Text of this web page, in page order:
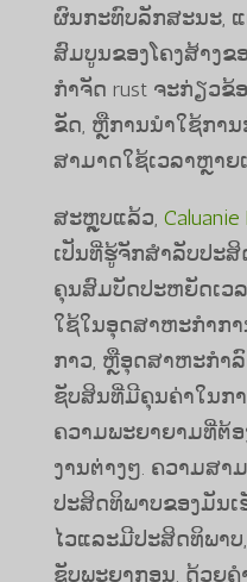
ຜົນກະທົບລັກສະນະ, ແ
ສົມບູນຂອງໂຄງສ້າງຂ
ກໍາຈັດ rust ຈະກ່ຽວຂ້
ຂັດ, ຫຼືການນໍາໃຊ້ການ
ສາມາດໃຊ້ເວລາຫຼາ
ສະຫຼຸບແລ້ວ, Caluanie
ເປັນທີ່ຮູ້ຈັກສໍາລັບປະ
ຄຸນສົມບັດປະຫຍັດເວ
ໃຊ້ໃນອຸດສາຫະກໍາກ
ກາວ, ຫຼືອຸດສາຫະກໍາ
ຊັບສິນທີ່ມີຄຸນຄ່າໃນກ
ຄວາມພະຍາຍາມທີ່ຕ້ອ
ງານຕ່າງໆ. ຄວາມສາ
ປະສິດທິພາບຂອງມັນ
ໄວແລະມີປະສິດທິພາ
ຊັບພະຍາກອນ. ດ້ວຍ